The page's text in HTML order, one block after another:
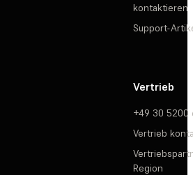
kontaktieren
Support-
Vertrieb
+49 30 5200
Vertrieb
Region